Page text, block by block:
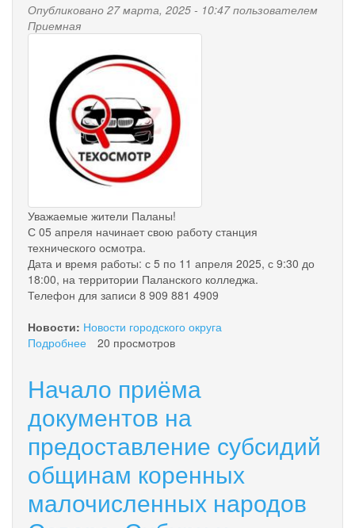
Опубликовано 27 марта, 2025 - 10:47 пользователем
Приемная
a262700f-
32f0-
4ac2-
93fa-
30a30f1986d7.jpg
Уважаемые жители Паланы!
С 05 апреля начинает свою работу станция
технического осмотра.
Дата и время работы: с 5 по 11 апреля 2025, с 9:30 до
18:00, на территории Паланского колледжа.
Телефон для записи 8 909 881 4909
Новости: Новости городского округа
Подробнее
работу
технического
20 просмотров
Начало приёма
документов на
предоставление субсидий
общинам коренных
малочисленных народов